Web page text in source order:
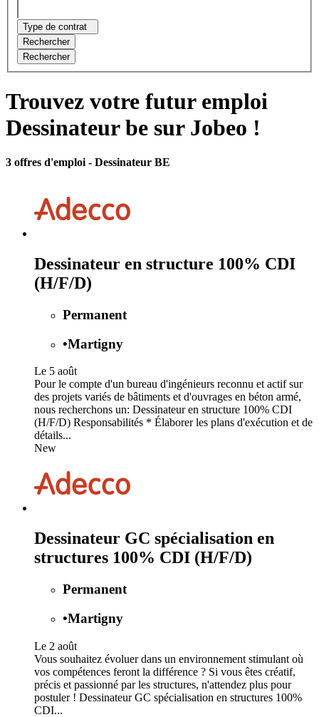
Type de contrat
Rechercher
Rechercher
Trouvez votre futur emploi
Dessinateur be sur Jobeo !
3 offres d'emploi - Dessinateur BE
Dessinateur en structure 100% CDI
(H/F/D)
Permanent
•Martigny
Le 5 août
Pour le compte d'un bureau d'ingénieurs reconnu et actif sur
des projets variés de bâtiments et d'ouvrages en béton armé,
nous recherchons un: Dessinateur en structure 100% CDI
(H/F/D) Responsabilités * Élaborer les plans d'exécution et de
détails...
New
Dessinateur GC spécialisation en
structures 100% CDI (H/F/D)
Permanent
•Martigny
Le 2 août
Vous souhaitez évoluer dans un environnement stimulant où
vos compétences feront la différence ? Si vous êtes créatif,
précis et passionné par les structures, n'attendez plus pour
postuler ! Dessinateur GC spécialisation en structures 100%
CDI...